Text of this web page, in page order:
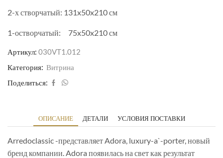
2-х створчатый: 131x50x210 см
1-остворчатый: 75x50x210 см
Артикул: 030VT1.012
Категория: Витрина
Поделиться:
ОПИСАНИЕ ДЕТАЛИ УСЛОВИЯ ПОСТАВКИ
Arredoclassic -представляет Adora, luxury-a`-porter, новый
бренд компании. Adora появилась на свет как результат